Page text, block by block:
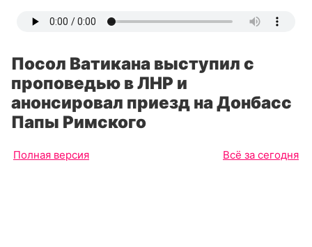
Посол Ватикана выступил с
проповедью в ЛНР и
анонсировал приезд на Донбасс
Папы Римского
Полная версия Всё за сегодня